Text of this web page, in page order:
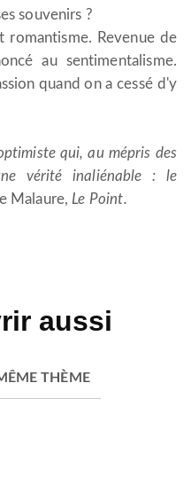
souvenirs ?
romantisme. Revenue de
au sentimentalisme.
quand on a cessé d'y
qui, au mépris des
vérité inaliénable : le
Malaure, Le Point.
aussi
THÈME